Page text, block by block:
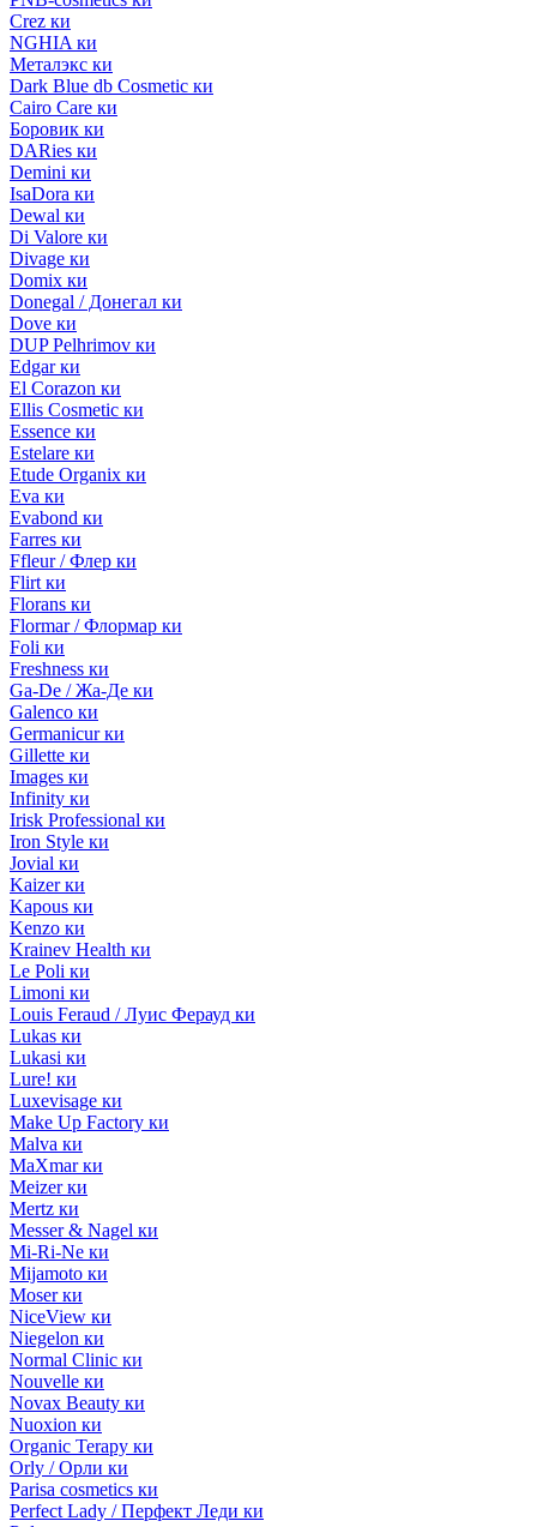
Crez ки
NGHIA ки
Металэкс ки
Dark Blue db Cosmetic ки
Cairo Care ки
Боровик ки
DARies ки
Demini ки
IsaDora ки
Dewal ки
Di Valore ки
Divage ки
Domix ки
Donegal / Донегал ки
Dove ки
DUP Pelhrimov ки
Edgar ки
El Corazon ки
Ellis Cosmetic ки
Essence ки
Estelare ки
Etude Organix ки
Eva ки
Evabond ки
Farres ки
Ffleur / Флер ки
Flirt ки
Florans ки
Flormar / Флормар ки
Foli ки
Freshness ки
Ga-De / Жа-Де ки
Galenco ки
Germanicur ки
Gillette ки
Images ки
Infinity ки
Irisk Professional ки
Iron Style ки
Jovial ки
Kaizer ки
Kapous ки
Kenzo ки
Krainev Health ки
Le Poli ки
Limoni ки
Louis Feraud / Луис Ферауд ки
Lukas ки
Lukasi ки
Lure! ки
Luxevisage ки
Make Up Factory ки
Malva ки
MaXmar ки
Meizer ки
Mertz ки
Messer & Nagel ки
Mi-Ri-Ne ки
Mijamoto ки
Moser ки
NiceView ки
Niegelon ки
Normal Clinic ки
Nouvelle ки
Novax Beauty ки
Nuoxion ки
Organic Terapy ки
Orly / Орли ки
Parisa cosmetics ки
Perfect Lady / Перфект Леди ки